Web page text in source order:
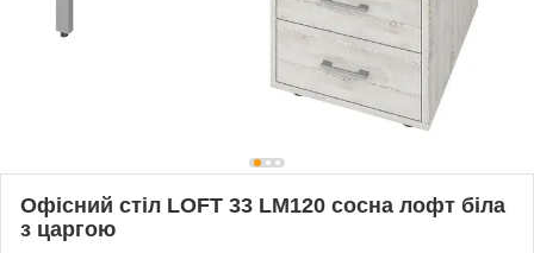
Офісний стіл LOFT 33 LM120 сосна лофт біла
з царгою